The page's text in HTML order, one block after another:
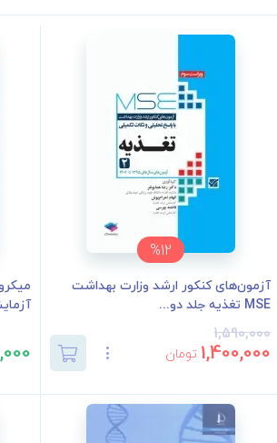
%12
آزمون‌های کنکور ارشد وزارت بهداشت
MSE تغذیه جلد دو...
1,590,000
1,400,000 تومان